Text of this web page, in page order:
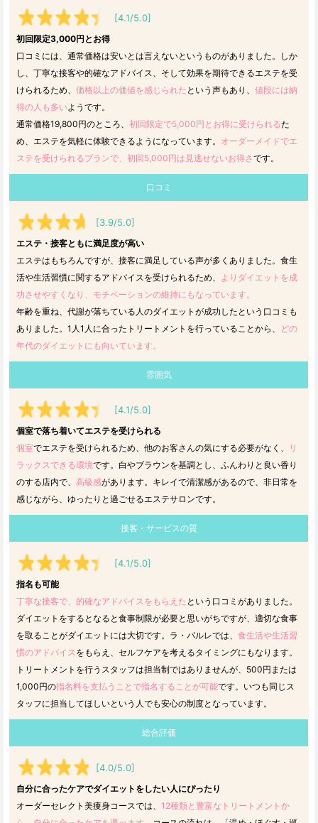
[4.1/5.0]
初回限定3,000円とお得
口コミには、通常価格は安いとは言えないというものがありました。しか
し、丁寧な接客や的確なアドバイス、そして効果を期待できるエステを受
けられるため、 価格以上の価値を感じられた という声もあり、 値段には納
得の人も多いようです。
通常価格19,800円のところ、 初回限定で5,000円とお得に受けられるた
め、エステを気軽に体験できるようになっています。 オーダーメイドでエ
ステを受けられるプランで、初回5,000円は見逃せないお得さです。
口コミ
[3.9/5.0]
エステ・接客ともに満足度が高い
エステはもちろんですが、接客に満足している声が多くありました。食生
活や生活習慣に関するアドバイスを受けられるため、
よりダイエットを成
功させやすくなり、モチベーションの維持にもなっています。
年齢を重ね、代謝が落ちている人のダイエットが成功したという口コミも
ありました。1人1人に合ったトリートメントを行っていることから、
どの
年代のダイエットにも向いています。
雰囲気
[4.1/5.0]
個室で落ち着いてエステを受けられる
個室でエステを受けられるため、他のお客さんの気にする必要がなく、
リ
ラックスできる環境です。白やブラウンを基調とし、ふんわりと良い香り
のする店内で、 高級感があります。キレイで清潔感があるので、非日常を
感じながら、ゆったりと過ごせるエステサロンです。
接客・サービスの質
[4.1/5.0]
指名も可能
丁寧な接客で、的確なアドバイスをもらえた という口コミがありました。
ダイエットをするとなると食事制限が必要と思いがちですが、適切な食事
を取ることがダイエットには大切です。ラ・パルレでは、 食生活や生活習
慣のアドバイス をもらえ、セルフケアを考えるタイミングにもなります。
トリートメントを行うスタッフは担当制ではありませんが、500円または
1,000円の指名料を支払うことで指名することが可能です。いつも同じス
タッフに担当してほしいという人でも安心の制度となっています。
総合評価
[4.0/5.0]
自分に合ったケアでダイエットをしたい人にぴったり
オーダーセレクト美痩身コースでは、 12種類と豊富なトリートメントか